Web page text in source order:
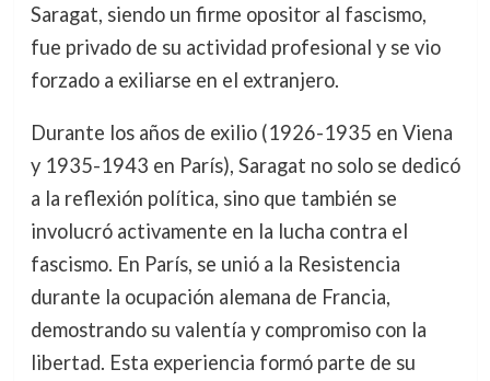
Saragat, siendo un firme opositor al fascismo,
fue privado de su actividad profesional y se vio
forzado a exiliarse en el extranjero.
Durante los años de exilio (1926-1935 en Viena
y 1935-1943 en París), Saragat no solo se dedicó
a la reflexión política, sino que también se
involucró activamente en la lucha contra el
fascismo. En París, se unió a la Resistencia
durante la ocupación alemana de Francia,
demostrando su valentía y compromiso con la
libertad. Esta experiencia formó parte de su